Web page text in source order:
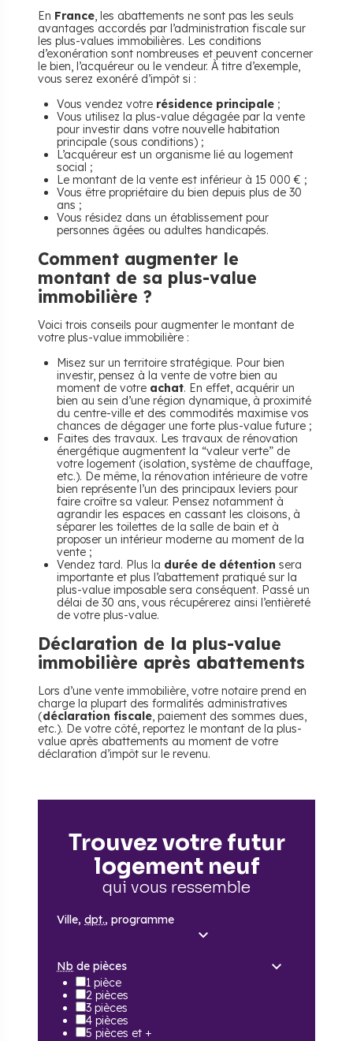
En France, les abattements ne sont pas les seuls
avantages accordés par l’administration fiscale sur
les plus-values immobilières. Les conditions
d’exonération sont nombreuses et peuvent concerner
le bien, l’acquéreur ou le vendeur. À titre d’exemple,
vous serez exonéré d’impôt si :
Vous vendez votre résidence principale ;
Vous utilisez la plus-value dégagée par la vente
pour investir dans votre nouvelle habitation
principale (sous conditions) ;
L’acquéreur est un organisme lié au logement
social ;
Le montant de la vente est inférieur à 15 000 € ;
Vous être propriétaire du bien depuis plus de 30
ans ;
Vous résidez dans un établissement pour
personnes âgées ou adultes handicapés.
Comment augmenter le
montant de sa plus-value
immobilière ?
Voici trois conseils pour augmenter le montant de
votre plus-value immobilière :
Misez sur un territoire stratégique. Pour bien
investir, pensez à la vente de votre bien au
moment de votre achat. En effet, acquérir un
bien au sein d’une région dynamique, à proximité
du centre-ville et des commodités maximise vos
chances de dégager une forte plus-value future ;
Faites des travaux. Les travaux de rénovation
énergétique augmentent la “valeur verte” de
votre logement (isolation, système de chauffage,
etc.). De même, la rénovation intérieure de votre
bien représente l’un des principaux leviers pour
faire croître sa valeur. Pensez notamment à
agrandir les espaces en cassant les cloisons, à
séparer les toilettes de la salle de bain et à
proposer un intérieur moderne au moment de la
vente ;
Vendez tard. Plus la durée de détention sera
importante et plus l’abattement pratiqué sur la
plus-value imposable sera conséquent. Passé un
délai de 30 ans, vous récupérerez ainsi l’entièreté
de votre plus-value.
Déclaration de la plus-value
immobilière après abattements
Lors d’une vente immobilière, votre notaire prend en
charge la plupart des formalités administratives
(déclaration fiscale, paiement des sommes dues,
etc.). De votre côté, reportez le montant de la plus-
value après abattements au moment de votre
déclaration d’impôt sur le revenu.
Trouvez votre futur
logement neuf
qui vous ressemble
Ville, dpt., programme
Nb de pièces
1 pièce
2 pièces
3 pièces
4 pièces
5 pièces et +